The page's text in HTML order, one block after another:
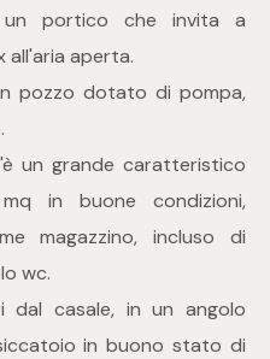
portico che invita a
all'aria aperta.
pozzo dotato di pompa,
un grande caratteristico
in buone condizioni,
magazzino, incluso di
wc.
dal casale, in un angolo
in buono stato di